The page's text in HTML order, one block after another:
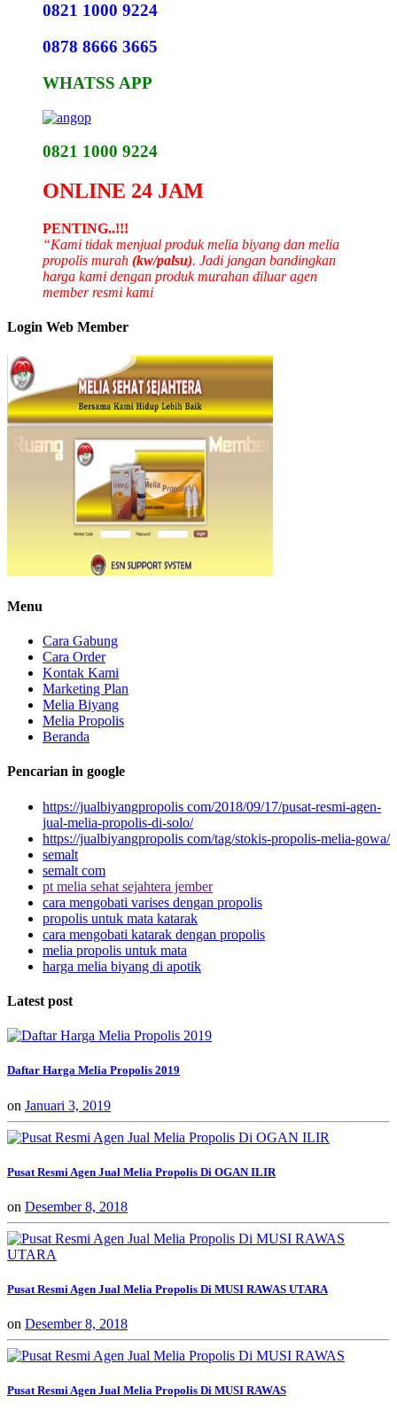
0821 1000 9224
0878 8666 3665
WHATSS APP
0821 1000 9224
ONLINE 24 JAM
PENTING..!!!
“Kami tidak menjual produk melia biyang dan melia
propolis murah (kw/palsu). Jadi jangan bandingkan
harga kami dengan produk murahan diluar agen
member resmi kami
Login Web Member
Menu
Cara Gabung
Cara Order
Kontak Kami
Marketing Plan
Melia Biyang
Melia Propolis
Beranda
Pencarian in google
https://jualbiyangpropolis com/2018/09/17/pusat-resmi-agen-
jual-melia-propolis-di-solo/
https://jualbiyangpropolis com/tag/stokis-propolis-melia-gowa/
semalt
semalt com
pt melia sehat sejahtera jember
cara mengobati varises dengan propolis
propolis untuk mata katarak
cara mengobati katarak dengan propolis
melia propolis untuk mata
harga melia biyang di apotik
Latest post
Daftar Harga Melia Propolis 2019
on Januari 3, 2019
Pusat Resmi Agen Jual Melia Propolis Di OGAN ILIR
on Desember 8, 2018
Pusat Resmi Agen Jual Melia Propolis Di MUSI RAWAS UTARA
on Desember 8, 2018
Pusat Resmi Agen Jual Melia Propolis Di MUSI RAWAS